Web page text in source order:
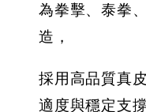
NT$ 350
為拳擊、泰拳
造，
採用高品質真
適度與穩定支